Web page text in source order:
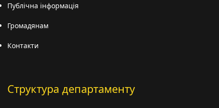
Публічна інформація
Громадянам
Контакти
Структура департаменту